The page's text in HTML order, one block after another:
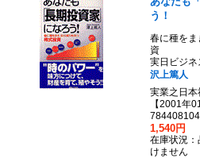
う！
春に種を
資
実日ビジ
沢上篤人
実業之日本
【2001年
1,540円
在庫状況
けません